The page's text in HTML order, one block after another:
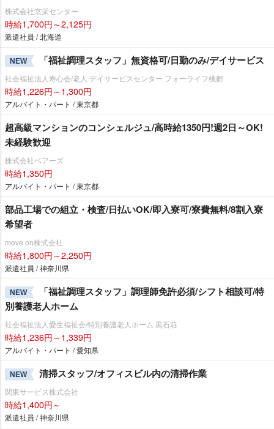
株式会社京栄センター
時給1,700円～2,125円
派遣社員 / 北海道
NEW 「福祉調理スタッフ」無資格可/日勤のみ/デイサービス
社会福祉法人寿心会/老人 デイサービスセンター フォーライフ桃郷
時給1,226円～1,300円
アルバイト・パート / 東京都
超高級マンションのコンシェルジュ/高時給1350円!週2日～OK!
未経験歓迎
株式会社ベアーズ
時給1,350円
アルバイト・パート / 東京都
部品工場での組立・検査/日払いOK/即入寮可/寮費無料/8割入寮
希望者
move on株式会社
時給1,800円～2,250円
派遣社員 / 神奈川県
NEW
「福祉調理スタッフ」調理師免許必須/シフト相談可/特
別養護老人ホーム
社会福祉法人愛生福祉会/特別養護老人ホーム 黒石荘
時給1,236円～1,339円
アルバイト・パート / 愛知県
NEW 清掃スタッフ/オフィスビル内の清掃作業
関東サービス株式会社
時給1,400円～
派遣社員 / 神奈川県